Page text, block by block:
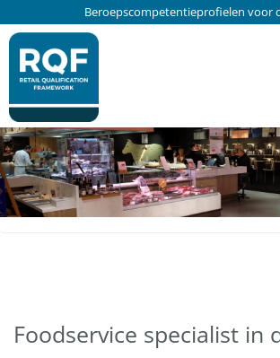
Update cookies preferences
Beroepscompetentieprofielen voor
Foodservice specialist in